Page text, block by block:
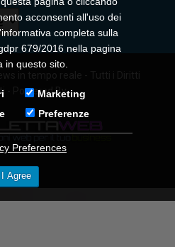
- Powered By
acconsenti all'uso dei
completa sulla
679/2016 nella pagina
in questo sito.
Marketing
Preferenze
Preferences
I Agree